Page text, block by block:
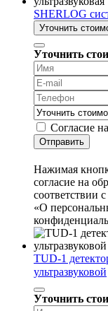
SHERLOG
Уточнить
Уточнить
Согласие
Отправить
Нажимая
согласие на
соответствии
«О
TUD-1
ультразвуковой
Уточнить